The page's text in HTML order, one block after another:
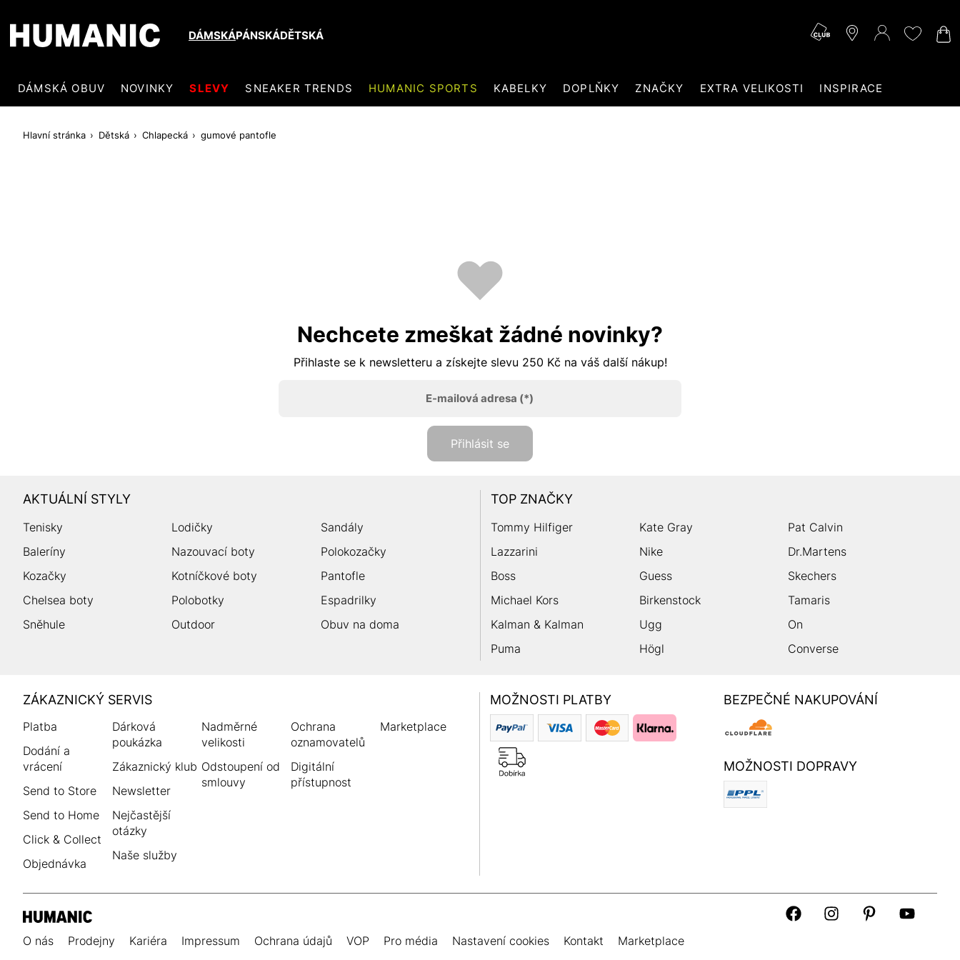
DÁMSKÁPÁNSKÁDĚTSKÁ
DÁMSKÁ OBUV NOVINKY SLEVY SNEAKER TRENDS HUMANIC SPORTS KABELKY DOPLŇKY ZNAČKY EXTRA VELIKOSTI INSPIRACE
Hlavní stránka Dětská Chlapecká gumové pantofle
Nechcete zmeškat žádné novinky?
Přihlaste se k newsletteru a získejte slevu 250 Kč na váš další nákup!
E-mailová adresa (*)
Přihlásit se
AKTUÁLNÍ STYLY
Tenisky Lodičky
Sandály
Baleríny
Nazouvací boty
Polokozačky
Kozačky
Kotníčkové boty
Pantofle
Chelsea boty
Polobotky
Espadrilky
Sněhule
Outdoor Obuv na doma
TOP ZNAČKY
Tommy Hilfiger Kate Gray
Pat Calvin
Lazzarini
Nike
Dr.Martens
Boss
Guess
Skechers
Michael Kors
Birkenstock
Tamaris
Kalman & Kalman
Ugg
On
Puma
Högl Converse
HUMANIC
Zápatí
ZÁKAZNICKÝ SERVIS
Platba
Dodání a
vrácení
Send to Store
Send to Home
Click & Collect
Objednávka
Dárková
poukázka
Zákaznický klub
Newsletter
Nejčastější
otázky
Naše služby
Nadměrné
velikosti
Odstoupení od
smlouvy
Ochrana
oznamovatelů
Digitální
přístupnost
Marketplace
MOŽNOSTI PLATBY BEZPEČNÉ NAKUPOVÁNÍ
MOŽNOSTI DOPRAVY
O nás Prodejny Kariéra Impressum Ochrana údajů VOP Pro média Nastavení cookies Kontakt Marketplace